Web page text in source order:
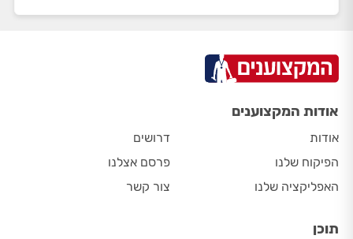
אודות המקצוענים
אודות
הפיקוח שלנו
האפליקציה שלנו
דרושים
פרסם אצלנו
צור קשר
תוכן